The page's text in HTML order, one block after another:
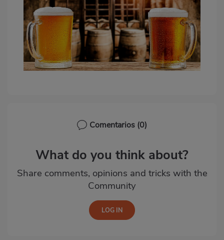
Comentarios (0)
What do you think about?
Share comments, opinions and tricks with the
Community